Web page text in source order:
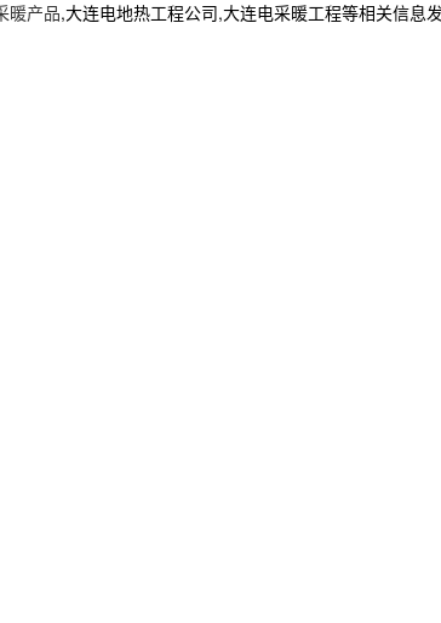
暖产品,大连电地热工程公司,大连电采暖工程等相关信息